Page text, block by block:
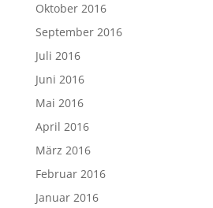
Oktober 2016
September 2016
Juli 2016
Juni 2016
Mai 2016
April 2016
März 2016
Februar 2016
Januar 2016